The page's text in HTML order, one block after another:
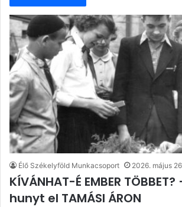
Élő Székelyföld Munkacsoport 2026. május
KÍVÁNHAT-É EMBER
hunyt el TAMÁSI ÁRON